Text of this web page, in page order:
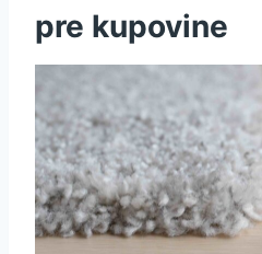
pre kupovine